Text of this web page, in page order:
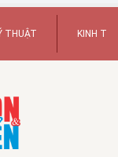
THUẬT KINH TẾ